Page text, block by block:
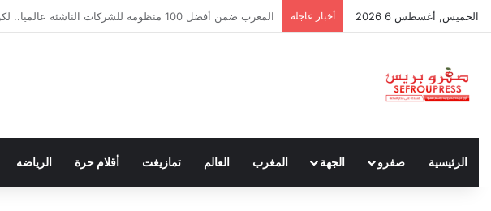
الخميس, أغسطس 6 2026 أخبار عاجلة سبتة ومليلية… حين يتحدث أنصار الديمقراطية بلسان الاستعمار
الرئيسية صفرو الجهة المغرب العالم تمازيغت أقلام حرة الرياضه